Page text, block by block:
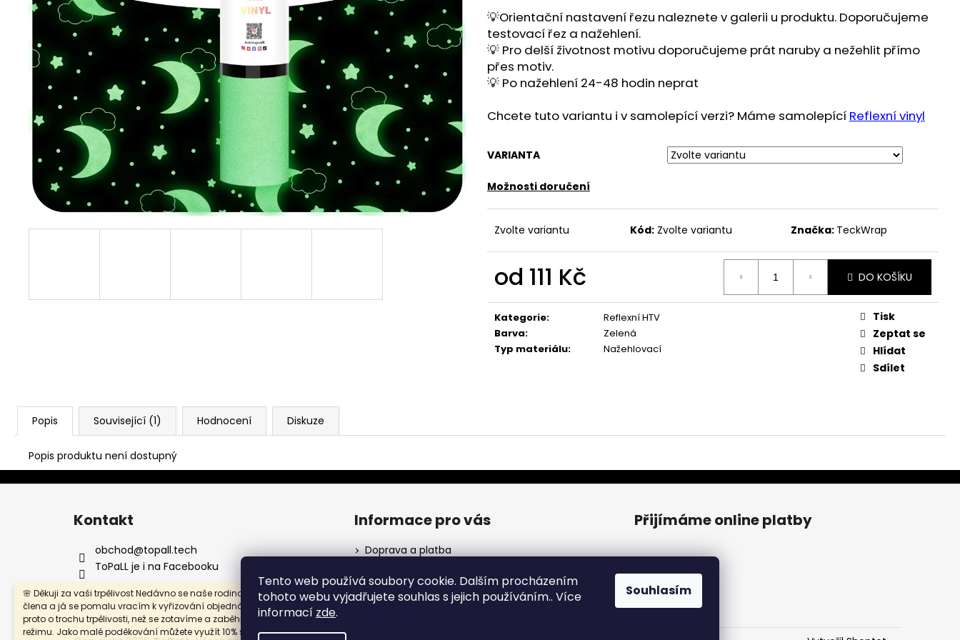
Tento web používá soubory cookie. Dalším procházením
tohoto webu vyjadřujete souhlas s jejich používáním.. Více
informací zde.
Souhlasím
🌸 Děkuji za vaši trpělivost Nedávno se naše rodina rozrostla o nového
člena a já se pomalu vracím k vyřizování objednávek. Prosím vás
proto o trochu trpělivosti, než se zotavíme a zaběhneme do nového
režimu. Jako malé poděkování můžete využít 10% slevu na celý nákup s
💡Orientační nastavení řezu naleznete v galerii u produktu. Doporučujeme
testovací řez a nažehlení.
💡 Pro delší životnost motivu doporučujeme prát naruby a nežehlit přímo
přes motiv.
💡 Po nažehlení 24-48 hodin neprat
Chcete tuto variantu i v samolepící verzi? Máme samolepící Reflexní vinyl
VARIANTA
Možnosti doručení
Zvolte variantu Kód: Zvolte variantu Značka: TeckWrap
od 111 Kč DO KOŠÍKU
Kategorie:
Reflexní HTV
Barva:
Zelená
Typ materiálu: Nažehlovací
Tisk
Zeptat se
Hlídat
Sdílet
Popis Související (1) Hodnocení Diskuze
Popis produktu není dostupný
Kontakt
obchod@topall.tech
ToPaLL je i na Facebooku
Informace pro vás
Doprava a platba
Podmínky ochrany osobních údajů
Přijímáme online platby